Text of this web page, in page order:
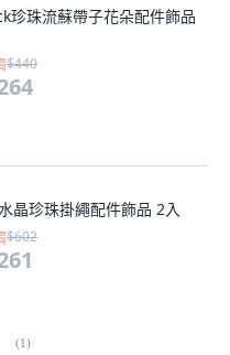
珍珠流蘇帶子花朵配件飾品
$440
晶珍珠掛繩配件飾品 2入
$602
(1)